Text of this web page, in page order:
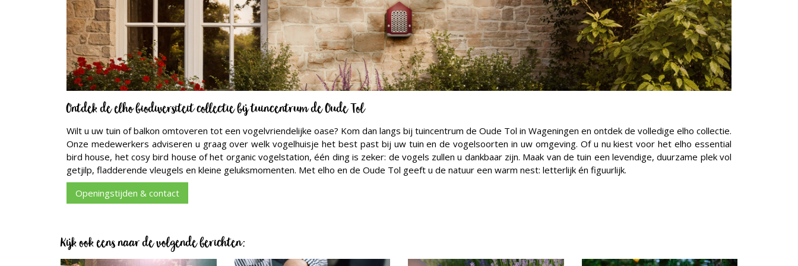
Ontdek de elho biodiversiteit collectie bij tuincentrum de Oude Tol
Wilt u uw tuin of balkon omtoveren tot een vogelvriendelijke oase? Kom dan langs bij tuincentrum de Oude Tol in Wageningen en ontdek de volledige elho collectie.
Onze medewerkers adviseren u graag over welk vogelhuisje het best past bij uw tuin en de vogelsoorten in uw omgeving. Of u nu kiest voor het elho essential
bird house, het cosy bird house of het organic vogelstation, één ding is zeker: de vogels zullen u dankbaar zijn. Maak van de tuin een levendige, duurzame plek vol
getjilp, fladderende vleugels en kleine geluksmomenten. Met elho en de Oude Tol geeft u de natuur een warm nest: letterlijk én figuurlijk.
Openingstijden & contact
Kijk ook eens naar de volgende berichten: